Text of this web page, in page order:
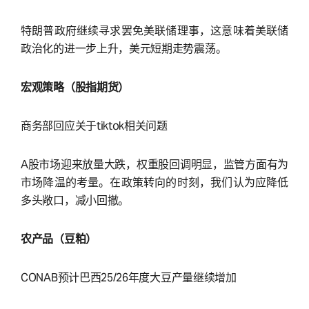
特朗普政府继续寻求罢免美联储理事，这意味着美联储
政治化的进一步上升，美元短期走势震荡。
宏观策略（股指期货）
商务部回应关于tiktok相关问题
A股市场迎来放量大跌，权重股回调明显，监管方面有为
市场降温的考量。在政策转向的时刻，我们认为应降低
多头敞口，减小回撤。
农产品（豆粕）
CONAB预计巴西25/26年度大豆产量继续增加